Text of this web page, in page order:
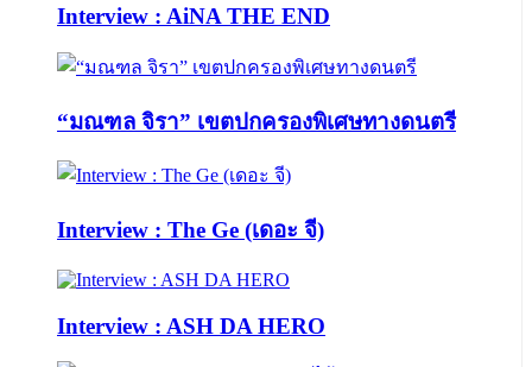
Interview : AiNA THE END
“มณฑล จิรา” เขตปกครองพิเศษทางดนตรี
Interview : The Ge (เดอะ จี)
Interview : ASH DA HERO